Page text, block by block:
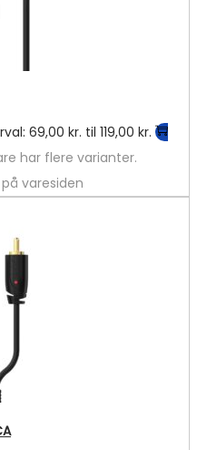
69,00 kr. til 119,00 kr.
har flere varianter.
varesiden